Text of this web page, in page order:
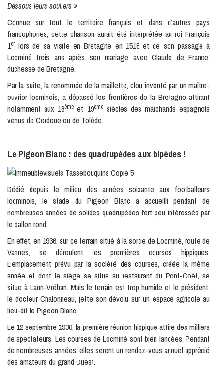
Dessous leurs souliers »
Connue sur tout le territoire français et dans d’autres pays
francophones, cette chanson aurait été interprétée au roi François
1er lors de sa visite en Bretagne en 1518 et de son passage à
Locminé trois ans après son mariage avec Claude de France,
duchesse de Bretagne.
Par la suite, la renommée de la maillette, clou inventé par un maître-
ouvrier locminois, a dépassé les frontières de la Bretagne attirant
notamment aux 18ème et 19èmesiècles des marchands espagnols
venus de Cordoue ou de Tolède.
Le Pigeon Blanc : des quadrupèdes aux bipèdes !
Dédié depuis le milieu des années soixante aux footballeurs
locminois, le stade du Pigeon Blanc a accueilli pendant de
nombreuses années de solides quadrupèdes fort peu intéressés par
le ballon rond.
En effet, en 1936, sur ce terrain situé à la sortie de Locminé, route de
Vannes, se déroulent les premières courses hippiques.
L’emplacement prévu par la société des courses, créée la même
année et dont le siège se situe au restaurant du Pont-Coët, se
situe à Lann-Vréhan. Mais le terrain est trop humide et le président,
le docteur Chalonneau, jette son dévolu sur un espace agricole au
lieu-dit le Pigeon Blanc.
Le 12 septembre 1936, la première réunion hippique attire des milliers
de spectateurs. Les courses de Locminé sont bien lancées. Pendant
de nombreuses années, elles seront un rendez-vous annuel apprécié
des amateurs du grand Ouest.